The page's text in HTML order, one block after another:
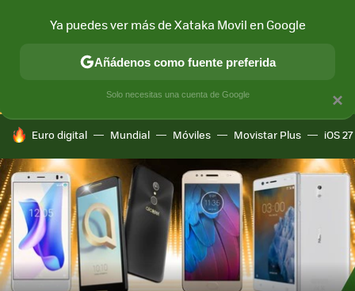
CONECTIVIDAD MÓVIL Y SOCIEDAD APLICACIONES
HOY SE HABLA DE
Euro digital Mundial Móviles Movistar Plus iOS 27
×
Ya puedes ver más de Xataka Movil en Google
Añádenos como fuente preferida
Solo necesitas una cuenta de Google